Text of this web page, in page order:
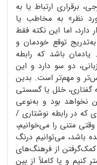
برقراری ارتباط یا به
نظر» به مخاطب یا
اما این نکته فقط
توقع خودمان و
باشد که رابطه
دو سو دارد و این
و مهم‌تر است. بدین
گفتاری، خلل یا گسستی
نخواهد بود و به‌نوعی
که در رابطه نوشتاری /
متنی را می‌خوانیم،
باشد، می‌توانیم درنگ
از فرهنگ‌های
کنیم و یا کاملاً از بین